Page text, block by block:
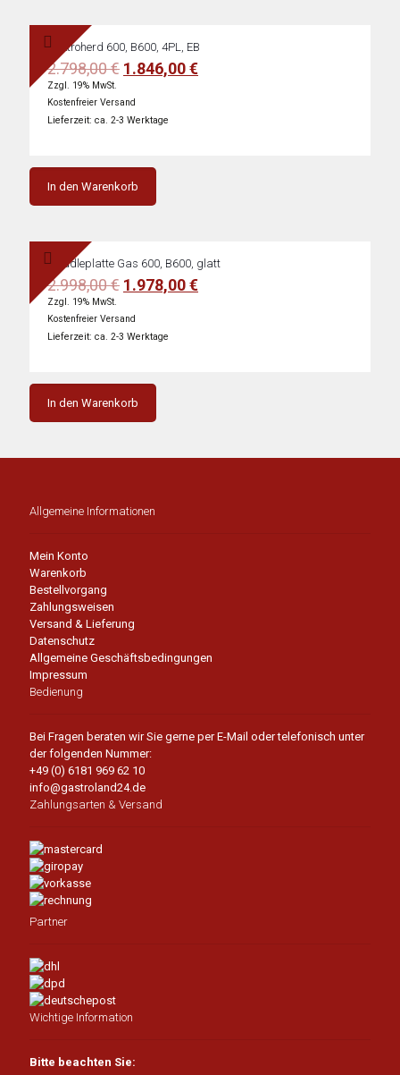
Elektroherd 600, B600, 4PL, EB
2.798,00€ Ursprünglicher
war:
2.798,00 €
1.846,00€Aktueller
Zzgl. 19% MwSt.
Kostenfreier Versand
Lieferzeit: ca. 2-3 Werktage
In den Warenkorb
Griddleplatte Gas 600, B600, glatt
2.998,00€ Ursprünglicher
war:
2.998,00 €
1.978,00€Aktueller
Zzgl. 19% MwSt.
Kostenfreier Versand
Lieferzeit: ca. 2-3 Werktage
In den Warenkorb
Allgemeine Informationen
Mein Konto
Warenkorb
Bestellvorgang
Zahlungsweisen
Versand & Lieferung
Datenschutz
Allgemeine Geschäftsbedingungen
Impressum
Bedienung
Bei Fragen beraten wir Sie gerne per E-Mail oder telefonisch unter
der folgenden Nummer:
+49 (0) 6181 969 62 10
info@gastroland24.de
Zahlungsarten & Versand
Partner
Wichtige Information
Bitte beachten Sie: